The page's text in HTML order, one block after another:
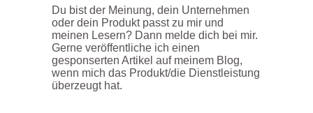
Du bist der Meinung, dein Unternehmen
oder dein Produkt passt zu mir und
meinen Lesern? Dann melde dich bei mir.
Gerne veröffentliche ich einen
gesponserten Artikel auf meinem Blog,
wenn mich das Produkt/die Dienstleistung
überzeugt hat.